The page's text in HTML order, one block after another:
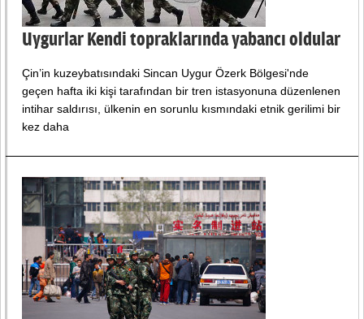
Uygurlar Kendi topraklarında yabancı oldular
Çin’in kuzeybatısındaki Sincan Uygur Özerk Bölgesi'nde
geçen hafta iki kişi tarafından bir tren istasyonuna düzenlenen
intihar saldırısı, ülkenin en sorunlu kısmındaki etnik gerilimi bir
kez daha